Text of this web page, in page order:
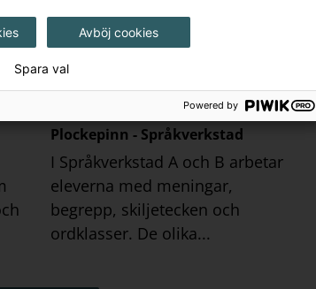
Serie
Plockepinn - Språkverkstad
I Språkverkstad A och B arbetar
eleverna med meningar,
begrepp, skiljetecken och
ordklasser. De olika...
Avböj cookies
Spara val
Powered by